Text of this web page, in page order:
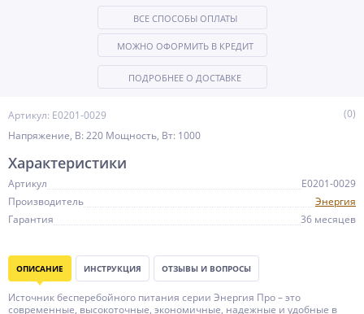
Артикул: Е0201-0029
(0)
Напряжение, В: 220 Мощность, Вт: 1000
ВСЕ СПОСОБЫ ОПЛАТЫ
МОЖНО ОФОРМИТЬ В КРЕДИТ
ПОДРОБНЕЕ О ДОСТАВКЕ
Характеристики
Артикул
Е0201-0029
Производитель
Энергия
Гарантия
36 месяцев
ОПИСАНИЕ ИНСТРУКЦИЯ ОТЗЫВЫ И ВОПРОСЫ
Источник бесперебойного питания серии Энергия Про – это
современные, высокоточные, экономичные, надежные и удобные в